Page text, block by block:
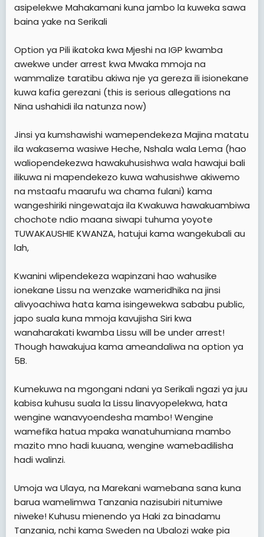
asipelekwe Mahakamani kuna jambo la kuweka sawa
baina yake na Serikali
Option ya Pili ikatoka kwa Mjeshi na IGP kwamba
awekwe under arrest kwa Mwaka mmoja na
wammalize taratibu akiwa nje ya gereza ili isionekane
kuwa kafia gerezani (this is serious allegations na
Nina ushahidi ila natunza now)
Jinsi ya kumshawishi wamependekeza Majina matatu
ila wakasema wasiwe Heche, Nshala wala Lema (hao
waliopendekezwa hawakuhusishwa wala hawajui bali
ilikuwa ni mapendekezo kuwa wahusishwe akiwemo
na mstaafu maarufu wa chama fulani) kama
wangeshiriki ningewataja ila Kwakuwa hawakuambiwa
chochote ndio maana siwapi tuhuma yoyote
TUWAKAUSHIE KWANZA, hatujui kama wangekubali au
lah,
Kwanini wlipendekeza wapinzani hao wahusike
ionekane Lissu na wenzake wameridhika na jinsi
alivyoachiwa hata kama isingewekwa sababu public,
japo suala kuna mmoja kavujisha Siri kwa
wanaharakati kwamba Lissu will be under arrest!
Though hawakujua kama ameandaliwa na option ya
5B.
Kumekuwa na mgongani ndani ya Serikali ngazi ya juu
kabisa kuhusu suala la Lissu linavyopelekwa, hata
wengine wanavyoendesha mambo! Wengine
wamefika hatua mpaka wanatuhumiana mambo
mazito mno hadi kuuana, wengine wamebadilisha
hadi walinzi.
Umoja wa Ulaya, na Marekani wamebana sana kuna
barua wamelimwa Tanzania nazisubiri nitumiwe
niweke! Kuhusu mienendo ya Haki za binadamu
Tanzania, nchi kama Sweden na Ubalozi wake pia